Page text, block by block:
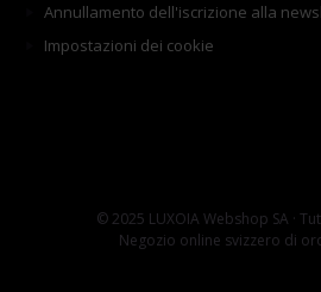
Annullamento dell'iscrizione alla
Impostazioni dei cookie
© 2025 LUXOIA Webshop SA ·
Negozio online svizzero di